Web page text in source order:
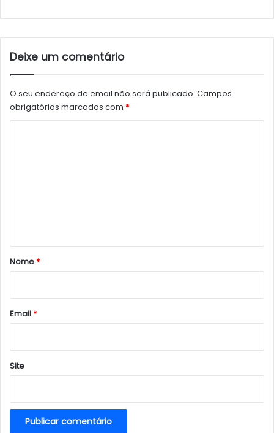
Deixe um comentário
O seu endereço de email não será publicado. Campos
obrigatórios marcados com *
r
*
Nome*
Email*
Site